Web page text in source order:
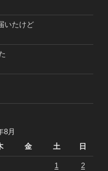
いたけど
8月
金 土 日
1 2